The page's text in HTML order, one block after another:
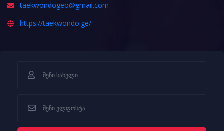
taekwondogeo@gmail.com
https://taekwondo.ge/